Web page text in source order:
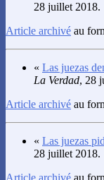
28 juillet 2018.
Article archivé au
« Las juezas
La Verdad, 28
Article archivé au
« Las juezas
28 juillet 2018.